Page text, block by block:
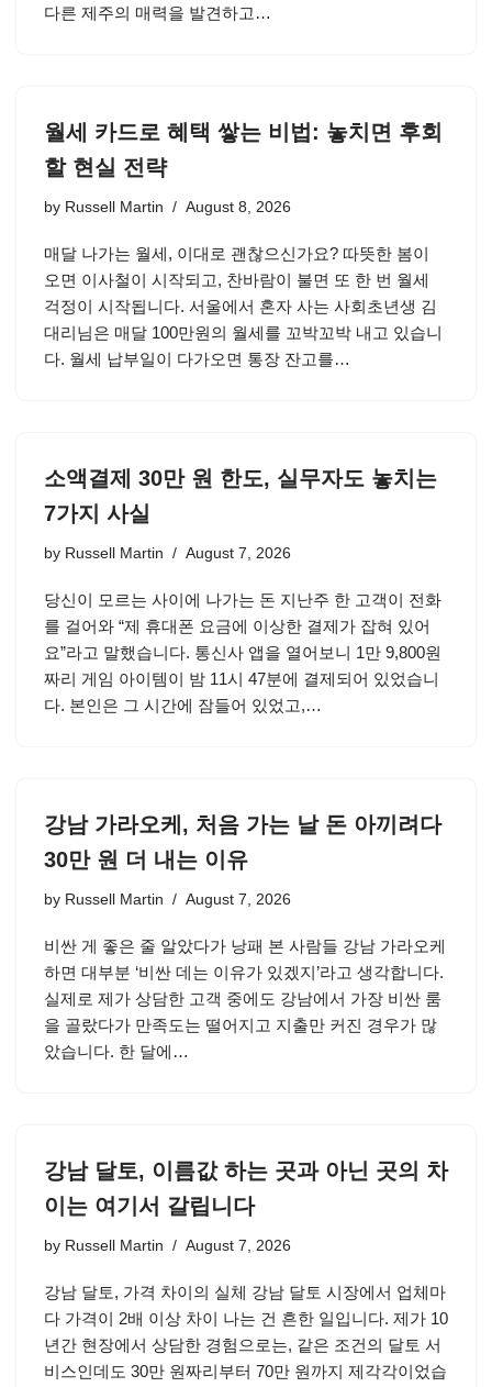
다른 제주의 매력을 발견하고…
월세 카드로 혜택 쌓는 비법: 놓치면 후회
할 현실 전략
by Russell Martin August 8, 2026
매달 나가는 월세, 이대로 괜찮으신가요? 따뜻한 봄이
오면 이사철이 시작되고, 찬바람이 불면 또 한 번 월세
걱정이 시작됩니다. 서울에서 혼자 사는 사회초년생 김
대리님은 매달 100만원의 월세를 꼬박꼬박 내고 있습니
다. 월세 납부일이 다가오면 통장 잔고를…
소액결제 30만 원 한도, 실무자도 놓치는
7가지 사실
by Russell Martin August 7, 2026
당신이 모르는 사이에 나가는 돈 지난주 한 고객이 전화
를 걸어와 “제 휴대폰 요금에 이상한 결제가 잡혀 있어
요”라고 말했습니다. 통신사 앱을 열어보니 1만 9,800원
짜리 게임 아이템이 밤 11시 47분에 결제되어 있었습니
다. 본인은 그 시간에 잠들어 있었고,…
강남 가라오케, 처음 가는 날 돈 아끼려다
30만 원 더 내는 이유
by Russell Martin August 7, 2026
비싼 게 좋은 줄 알았다가 낭패 본 사람들 강남 가라오케
하면 대부분 ‘비싼 데는 이유가 있겠지’라고 생각합니다.
실제로 제가 상담한 고객 중에도 강남에서 가장 비싼 룸
을 골랐다가 만족도는 떨어지고 지출만 커진 경우가 많
았습니다. 한 달에…
강남 달토, 이름값 하는 곳과 아닌 곳의 차
이는 여기서 갈립니다
by Russell Martin August 7, 2026
강남 달토, 가격 차이의 실체 강남 달토 시장에서 업체마
다 가격이 2배 이상 차이 나는 건 흔한 일입니다. 제가 10
년간 현장에서 상담한 경험으로는, 같은 조건의 달토 서
비스인데도 30만 원짜리부터 70만 원까지 제각각이었습